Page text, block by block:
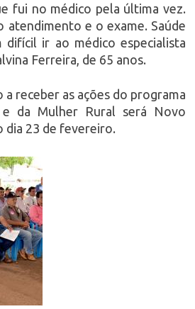
fui no médico pela última vez.
atendimento e o exame. Saúde
difícil ir ao médico especialista
Ferreira, de 65 anos.
receber as ações do programa
da Mulher Rural será Novo
dia 23 de fevereiro.